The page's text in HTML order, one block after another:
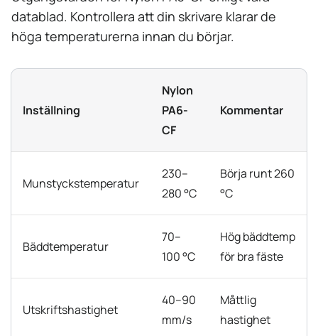
datablad. Kontrollera att din skrivare klarar de
höga temperaturerna innan du börjar.
Inställning
Nylon
PA6-
CF
Kommentar
Munstyckstemperatur
230–
280 °C
Börja runt 260
°C
Bäddtemperatur
70–
100 °C
Hög bäddtemp
för bra fäste
Utskriftshastighet
40–90
mm/s
Måttlig
hastighet